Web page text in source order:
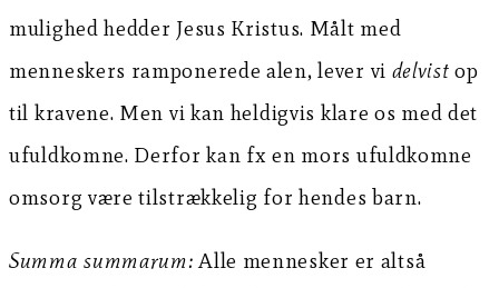
mulighed hedder Jesus Kristus. Målt med
menneskers ramponerede alen, lever vi delvist op
til kravene. Men vi kan heldigvis klare os med det
ufuldkomne. Derfor kan fx en mors ufuldkomne
omsorg være tilstrækkelig for hendes barn.
Summa summarum:Alle mennesker er altså